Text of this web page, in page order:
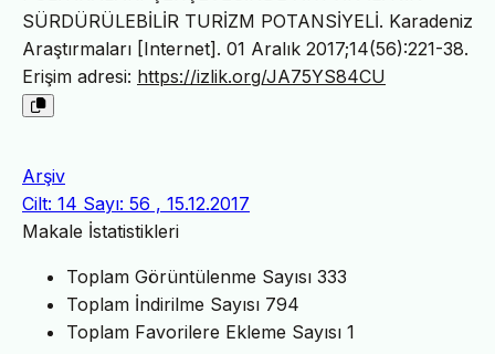
SÜRDÜRÜLEBİLİR TURİZM POTANSİYELİ. Karadeniz
Araştırmaları [Internet]. 01 Aralık 2017;14(56):221-38.
Erişim adresi: https://izlik.org/JA75YS84CU
Arşiv
Cilt: 14 Sayı: 56 , 15.12.2017
Makale İstatistikleri
Toplam Görüntülenme Sayısı 333
Toplam İndirilme Sayısı 794
Toplam Favorilere Ekleme Sayısı 1